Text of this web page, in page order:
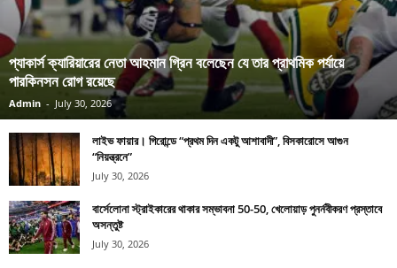
প্যাকার্স ক্যারিয়ারের নেতা আহমান গ্রিন বলেছেন যে তার প্রাথমিক পর্যায়ে
পারকিনসন রোগ রয়েছে
Admin - July 30, 2026
লাইভ ফায়ার। গিরোন্ডে “প্রথম দিন একটু আশাবাদী”, বিসকারোসে আগুন
“নিয়ন্ত্রনে”
July 30, 2026
বার্সেলোনা স্ট্রাইকারের থাকার সম্ভাবনা 50-50, খেলোয়াড় পুনর্নবীকরণ প্রস্তাবে
অসন্তুষ্ট
July 30, 2026